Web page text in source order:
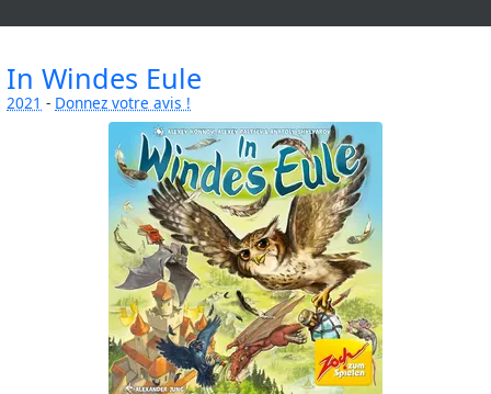
In Windes Eule
2021 - Donnez votre avis !